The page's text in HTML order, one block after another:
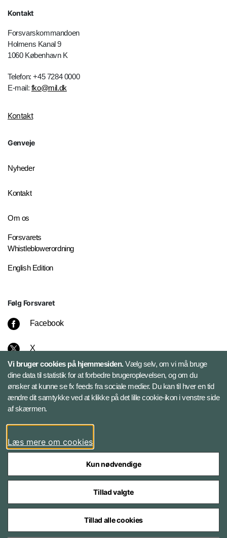
Kontakt
Forsvarskommandoen
Holmens Kanal 9
1060 København K
Telefon: +45 7284 0000
E-mail: fko@mil.dk
Kontakt
Genveje
Nyheder
Kontakt
Om os
Forsvarets
Whistleblowerordning
English Edition
Følg Forsvaret
Facebook
X
Instagram
Bluesky
LinkedIn
Styrelser og myndigheder under Forsvarsministeriet
Vi bruger cookies på hjemmesiden.Vælg selv, om vi må bruge
dine data til statistik for at forbedre brugeroplevelsen, og om du
ønsker at kunne se fx feeds fra sociale medier. Du kan til hver en tid
ændre dit samtykke ved at klikke på det lille cookie-ikon i venstre side
af skærmen.
Læs mere om cookies
Kun nødvendige
Tillad valgte
Tillad alle cookies